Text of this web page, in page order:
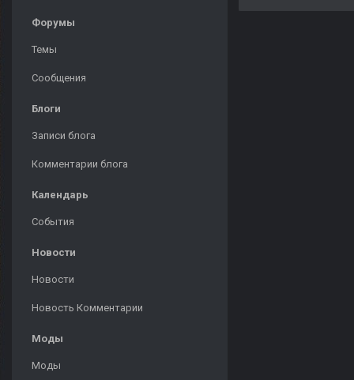
Форумы
Темы
Сообщения
Блоги
Записи блога
Комментарии блога
Календарь
События
Новости
Новости
Новость Комментарии
Моды
Моды